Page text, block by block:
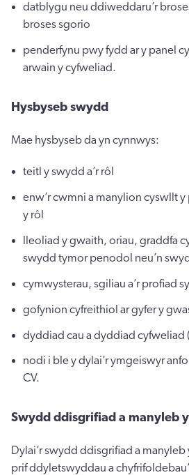
datblygu neu ddiweddaru’r
broses sgorio
penderfynu pwy fydd ar y panel
arwain y cyfweliad.
Hysbyseb swydd
Mae hysbyseb da yn cynnwys:
teitl y swydd a’r rôl
enw’r cwmni a manylion cyswllt y
y rôl
lleoliad y gwaith, oriau, graddfa
swydd tymor penodol neu’n
cymwysterau, sgiliau a’r profiad
gofynion cyfreithiol ar gyfer y
dyddiad cau a dyddiad cyfweliad
nodi i ble y dylai’r ymgeiswyr
CV.
Swydd ddisgrifiad a manyleb
Dylai’r swydd ddisgrifiad a manyleb
prif ddyletswyddau a